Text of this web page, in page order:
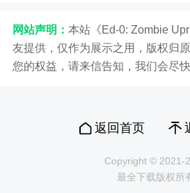
态了.
3.界面优化, 针对各版本安
1.在我的页面增加了客服链
而不是之前的所有页面.
网站声明： 本站《Ed-0: Zombie
友提供，仅作为展示之用，版权归
您的权益，请来信告知，我们会尽快
返回首页
Copyright © 2021-
最全下载版权所